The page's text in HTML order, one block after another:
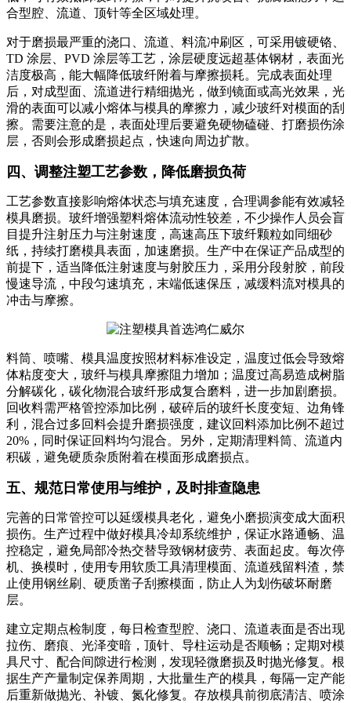
合型腔、流道、顶针等全区域处理。
对于磨损最严重的浇口、流道、料流冲刷区，可采用镀硬铬、
TD 涂层、PVD 涂层等工艺，涂层硬度远超基体钢材，表面光
洁度极高，能大幅降低玻纤附着与摩擦损耗。完成表面处理
后，对成型面、流道进行精细抛光，做到镜面或高光效果，光
滑的表面可以减小熔体与模具的摩擦力，减少玻纤对模面的刮
擦。需要注意的是，表面处理后要避免硬物磕碰、打磨损伤涂
层，否则会形成磨损起点，快速向周边扩散。
四、调整注塑工艺参数，降低磨损负荷
工艺参数直接影响熔体状态与填充速度，合理调参能有效减轻
模具磨损。玻纤增强塑料熔体流动性较差，不少操作人员会盲
目提升注射压力与注射速度，高速高压下玻纤颗粒如同细砂
纸，持续打磨模具表面，加速磨损。生产中在保证产品成型的
前提下，适当降低注射速度与射胶压力，采用分段射胶，前段
慢速导流，中段匀速填充，末端低速保压，减缓料流对模具的
冲击与摩擦。
料筒、喷嘴、模具温度按照材料标准设定，温度过低会导致熔
体粘度变大，玻纤与模具摩擦阻力增加；温度过高易造成树脂
分解碳化，碳化物混合玻纤形成复合磨料，进一步加剧磨损。
回收料需严格管控添加比例，破碎后的玻纤长度变短、边角锋
利，混合过多回料会提升磨损强度，建议回料添加比例不超过
20%，同时保证回料均匀混合。另外，定期清理料筒、流道内
积碳，避免硬质杂质附着在模面形成磨损点。
五、规范日常使用与维护，及时排查隐患
完善的日常管控可以延缓模具老化，避免小磨损演变成大面积
损伤。生产过程中做好模具冷却系统维护，保证水路通畅、温
控稳定，避免局部冷热交替导致钢材疲劳、表面起皮。每次停
机、换模时，使用专用软质工具清理模面、流道残留料渣，禁
止使用钢丝刷、硬质凿子刮擦模面，防止人为划伤破坏耐磨
层。
建立定期点检制度，每日检查型腔、浇口、流道表面是否出现
拉伤、磨痕、光泽变暗，顶针、导柱运动是否顺畅；定期对模
具尺寸、配合间隙进行检测，发现轻微磨损及时抛光修复。根
据生产产量制定保养周期，大批量生产的模具，每隔一定产能
后重新做抛光、补镀、氮化修复。存放模具前彻底清洁、喷涂